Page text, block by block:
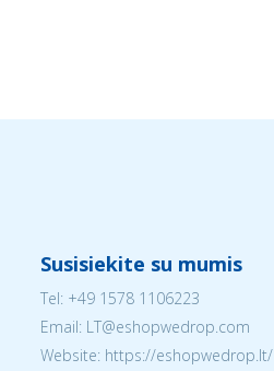
Susisiekite su mumis
Tel: +49 1578 1106223
Email: LT@eshopwedrop.com
Website: https://eshopwedrop.lt/